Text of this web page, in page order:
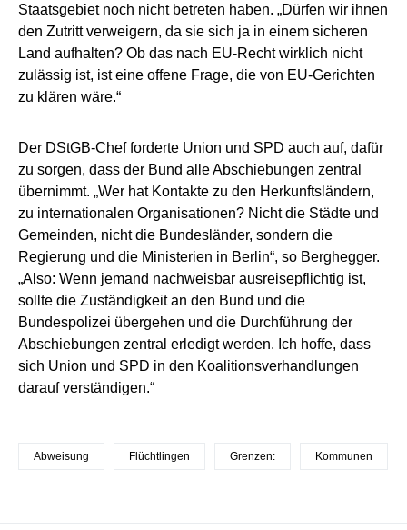
Staatsgebiet noch nicht betreten haben. „Dürfen wir ihnen
den Zutritt verweigern, da sie sich ja in einem sicheren
Land aufhalten? Ob das nach EU-Recht wirklich nicht
zulässig ist, ist eine offene Frage, die von EU-Gerichten
zu klären wäre.“
Der DStGB-Chef forderte Union und SPD auch auf, dafür
zu sorgen, dass der Bund alle Abschiebungen zentral
übernimmt. „Wer hat Kontakte zu den Herkunftsländern,
zu internationalen Organisationen? Nicht die Städte und
Gemeinden, nicht die Bundesländer, sondern die
Regierung und die Ministerien in Berlin“, so Berghegger.
„Also: Wenn jemand nachweisbar ausreisepflichtig ist,
sollte die Zuständigkeit an den Bund und die
Bundespolizei übergehen und die Durchführung der
Abschiebungen zentral erledigt werden. Ich hoffe, dass
sich Union und SPD in den Koalitionsverhandlungen
darauf verständigen.“
Abweisung Flüchtlingen Grenzen: Kommunen